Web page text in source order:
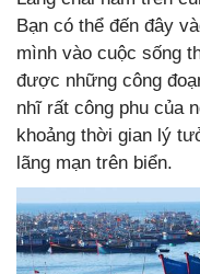
Bạn có thể đến đây
mình vào cuộc sống
được những công
nhĩ rất công phu của
khoảng thời gian lý
lãng mạn trên biển.